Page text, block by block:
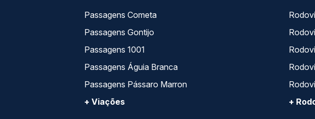
Passagens Cometa
Passagens Gontijo
Passagens 1001
Passagens Águia Branca
Passagens Pássaro Marron
+ Viações
+